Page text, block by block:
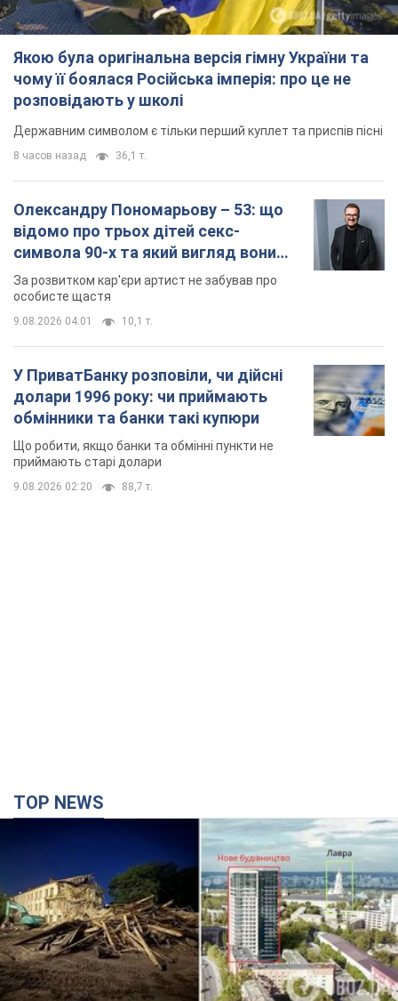
Якою була оригінальна версія гімну України та
чому її боялася Російська імперія: про це не
розповідають у школі
Державним символом є тільки перший куплет та приспів пісні
8 часов назад 36,1 т.
Олександру Пономарьову – 53: що
відомо про трьох дітей секс-
символа 90-х та який вигляд вони
мають
За розвитком кар'єри артист не забував про
особисте щастя
9.08.2026 04:01 10,1 т.
У ПриватБанку розповіли, чи дійсні
долари 1996 року: чи приймають
обмінники та банки такі купюри
Що робити, якщо банки та обмінні пункти не
приймають старі долари
9.08.2026 02:20 88,7 т.
TOP NEWS